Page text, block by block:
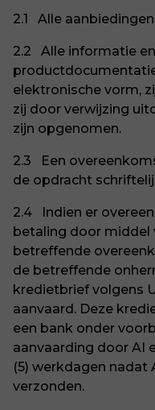
2.1 Alle
2.2 Alle informatie
elektronische vorm,
zij door verwijzing
zijn opgenomen.
2.3 Een
de opdracht
2.4 Indien er
betaling door middel
betreffende
de betreffende
kredietbrief volgens
aanvaard. Deze
een bank onder
aanvaarding door AI
(5) werkdagen nadat
verzonden.